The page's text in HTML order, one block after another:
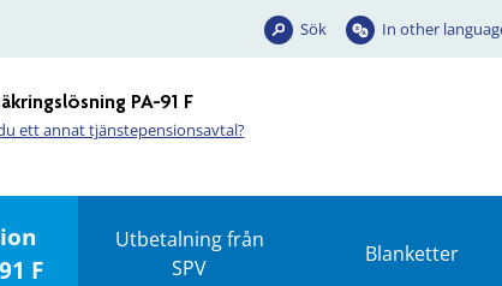
Sök In other
PA-91 F
ett annat tjänstepensionsavtal?
F
Utbetalning från
SPV
Blanketter